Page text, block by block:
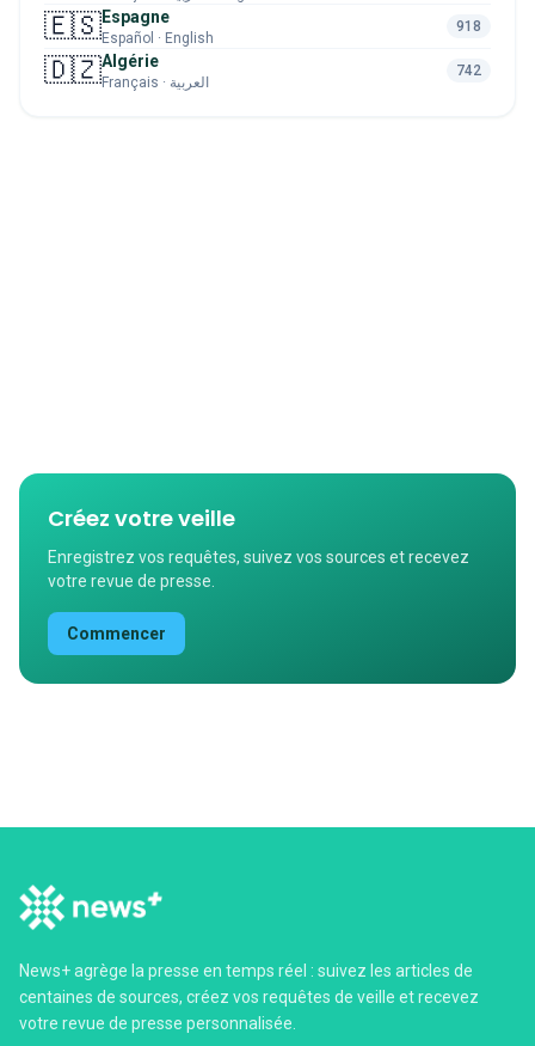
🇪🇸Espagne
Español · English
918
🇩🇿Algérie
Français · العربية
742
Créez votre veille
Enregistrez vos requêtes, suivez vos sources et recevez
votre revue de presse.
Commencer
News+ agrège la presse en temps réel : suivez les articles de
centaines de sources, créez vos requêtes de veille et recevez
votre revue de presse personnalisée.